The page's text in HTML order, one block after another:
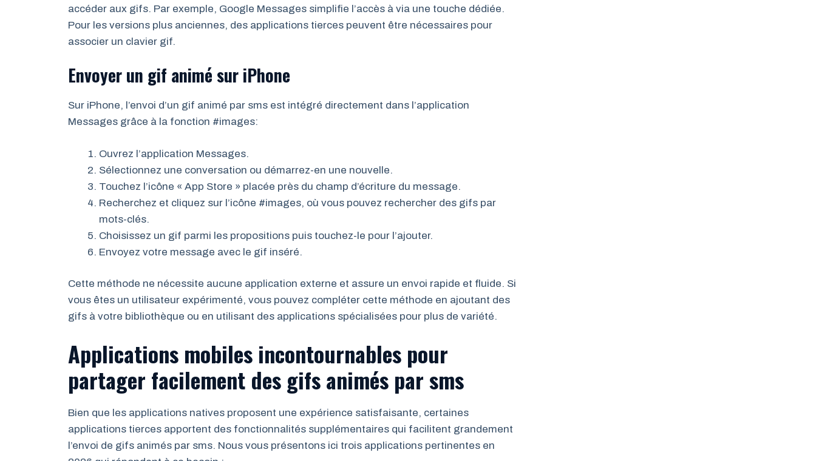
accéder aux gifs. Par exemple, Google Messages simplifie l’accès à via une touche dédiée.
Pour les versions plus anciennes, des applications tierces peuvent être nécessaires pour
associer un clavier gif.
Envoyer un gif animé sur iPhone
Sur iPhone, l’envoi d’un gif animé par sms est intégré directement dans l’application
Messages grâce à la fonction #images:
Ouvrez l’application Messages.
Sélectionnez une conversation ou démarrez-en une nouvelle.
Touchez l’icône « App Store » placée près du champ d’écriture du message.
Recherchez et cliquez sur l’icône #images, où vous pouvez rechercher des gifs par
mots-clés.
Choisissez un gif parmi les propositions puis touchez-le pour l’ajouter.
Envoyez votre message avec le gif inséré.
Cette méthode ne nécessite aucune application externe et assure un envoi rapide et fluide. Si
vous êtes un utilisateur expérimenté, vous pouvez compléter cette méthode en ajoutant des
gifs à votre bibliothèque ou en utilisant des applications spécialisées pour plus de variété.
Applications mobiles incontournables pour
partager facilement des gifs animés par sms
Bien que les applications natives proposent une expérience satisfaisante, certaines
applications tierces apportent des fonctionnalités supplémentaires qui facilitent grandement
l’envoi de gifs animés par sms. Nous vous présentons ici trois applications pertinentes en